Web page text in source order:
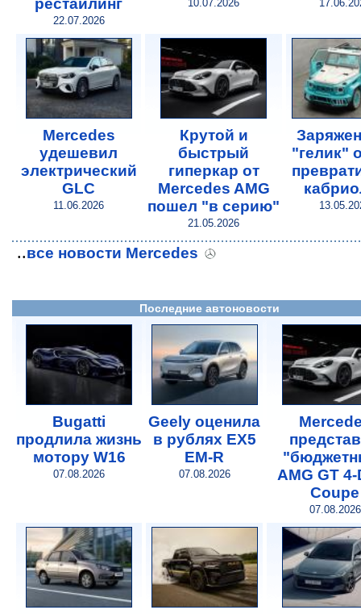
рестайлинг
22.07.2026
10.07.2026
Mercedes
удешевил
электрический
GLC
11.06.2026
Крутой и
быстрый
гиперкар от
Mercedes AMG
пошел "в серию"
21.05.2026
"гелик"
..все новости Mercedes
Последние автоновости
Bugatti
продлила жизнь
мотору W16
07.08.2026
Geely оценила
в рублях EX5
EM-R
07.08.2026
AMG GT
Coupe
07.08.2026